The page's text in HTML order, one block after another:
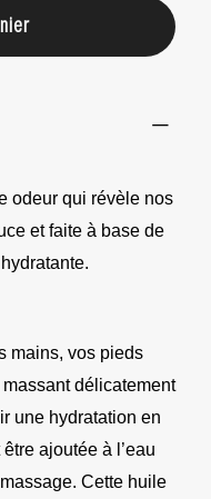
odeur qui révèle nos
et faite à base de
mains, vos pieds
délicatement
une hydratation en
ajoutée à l’eau
Cette huile